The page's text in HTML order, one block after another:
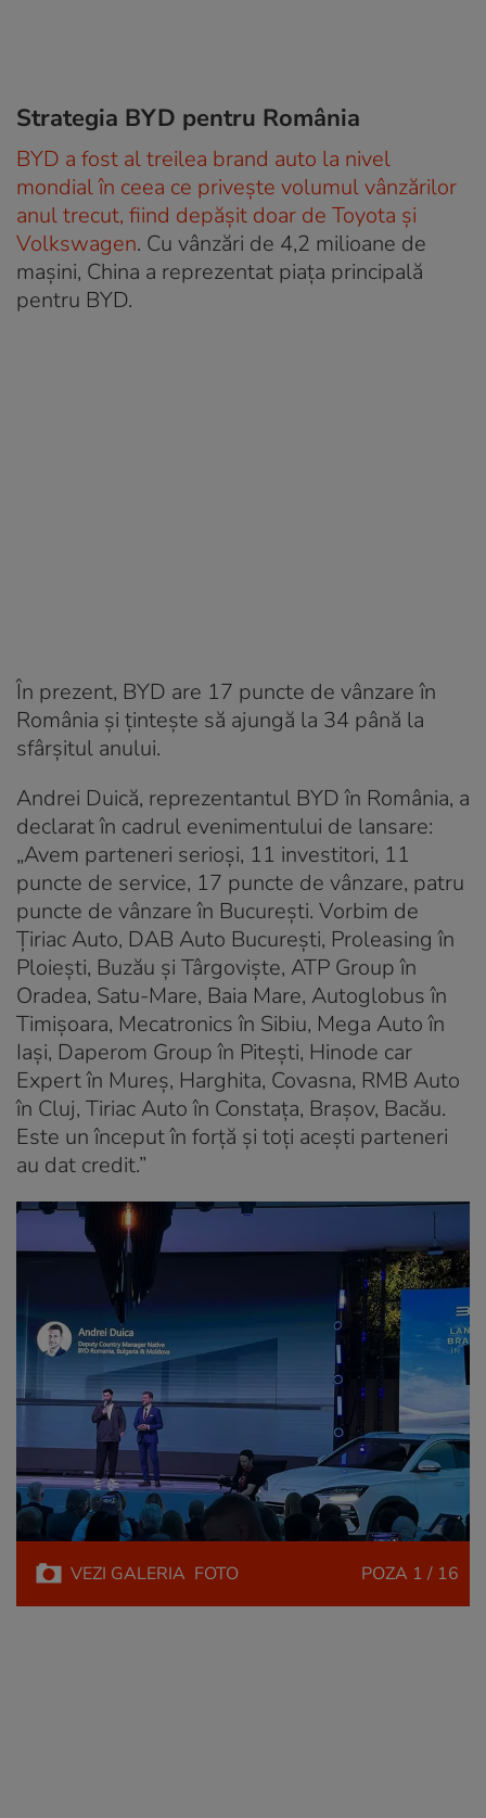
Strategia BYD pentru România
BYD a fost al treilea brand auto la nivel
mondial în ceea ce privește volumul vânzărilor
anul trecut, fiind depășit doar de Toyota și
Volkswagen. Cu vânzări de 4,2 milioane de
mașini, China a reprezentat piața principală
pentru BYD.
În prezent, BYD are 17 puncte de vânzare în
România și țintește să ajungă la 34 până la
sfârșitul anului.
Andrei Duică, reprezentantul BYD în România, a
declarat în cadrul evenimentului de lansare:
„Avem parteneri serioși, 11 investitori, 11
puncte de service, 17 puncte de vânzare, patru
puncte de vânzare în București. Vorbim de
Țiriac Auto, DAB Auto București, Proleasing în
Ploiești, Buzău și Târgoviște, ATP Group în
Oradea, Satu-Mare, Baia Mare, Autoglobus în
Timișoara, Mecatronics în Sibiu, Mega Auto în
Iași, Daperom Group în Pitești, Hinode car
Expert în Mureș, Harghita, Covasna, RMB Auto
în Cluj, Tiriac Auto în Constața, Brașov, Bacău.
Este un început în forță și toți acești parteneri
au dat credit.”
VEZI GALERIA FOTO POZA 1 / 16